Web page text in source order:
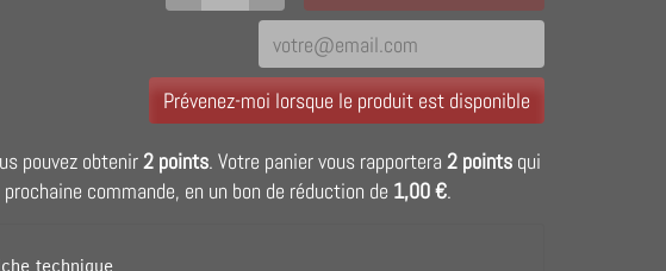
Prévenez-moi lorsque le produit est disponible
pouvez obtenir2 points. Votre panier vous rapportera2 points qui
commande, en un bon de réduction de 1,00 €.
technique